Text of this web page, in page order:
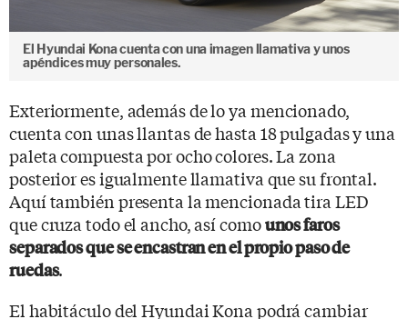
El Hyundai Kona cuenta con una imagen llamativa y unos
apéndices muy personales.
Exteriormente, además de lo ya mencionado,
cuenta con unas llantas de hasta 18 pulgadas y una
paleta compuesta por ocho colores. La zona
posterior es igualmente llamativa que su frontal.
Aquí también presenta la mencionada tira LED
que cruza todo el ancho, así comounos faros
separados que se encastran en el propio paso de
ruedas.
El habitáculo del Hyundai Kona podrá cambiar